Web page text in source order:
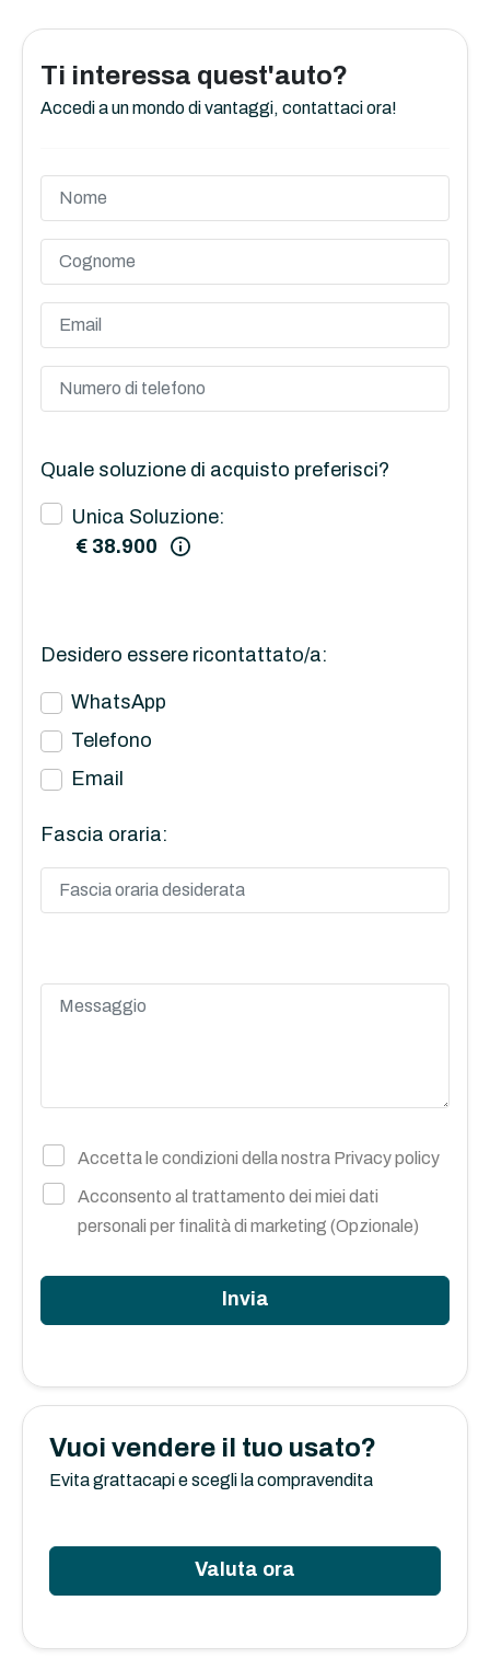
Vuoi vendere il tuo usato?
Evita grattacapi e scegli la compravendita
Valuta ora
Ti interessa quest'auto?
Accedi a un mondo di vantaggi, contattaci ora!
Quale soluzione di acquisto preferisci?
Unica Soluzione:
€ 38.900
Desidero essere ricontattato/a:
WhatsApp
Telefono
Email
Fascia oraria:
Accetta le condizioni della nostra Privacy policy
Acconsento al trattamento dei miei dati
personali per finalità di marketing (Opzionale)
Invia